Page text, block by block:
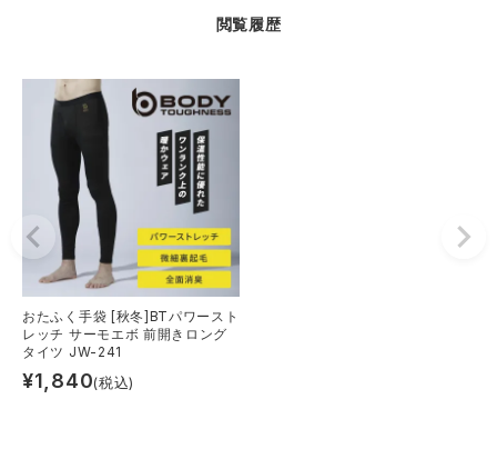
閲覧履歴
おたふく手袋 [秋冬]BTパワースト
レッチ サーモエボ 前開きロング
タイツ JW-241
¥1,840(税込)